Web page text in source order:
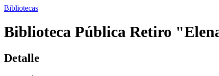
Bibliotecas
Biblioteca Pública Retiro
Detalle